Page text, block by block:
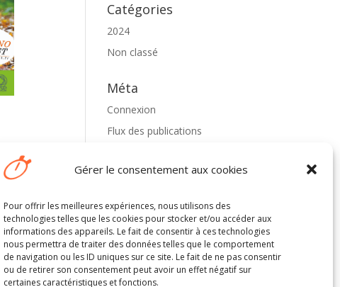
Gérer le consentement aux cookies
Pour offrir les meilleures expériences, nous utilisons des
technologies telles que les cookies pour stocker et/ou accéder aux
informations des appareils. Le fait de consentir à ces technologies
nous permettra de traiter des données telles que le comportement
de navigation ou les ID uniques sur ce site. Le fait de ne pas consentir
ou de retirer son consentement peut avoir un effet négatif sur
certaines caractéristiques et fonctions.
Catégories
2024
Non classé
Méta
Connexion
Flux des publications
Site de WordPress-FR